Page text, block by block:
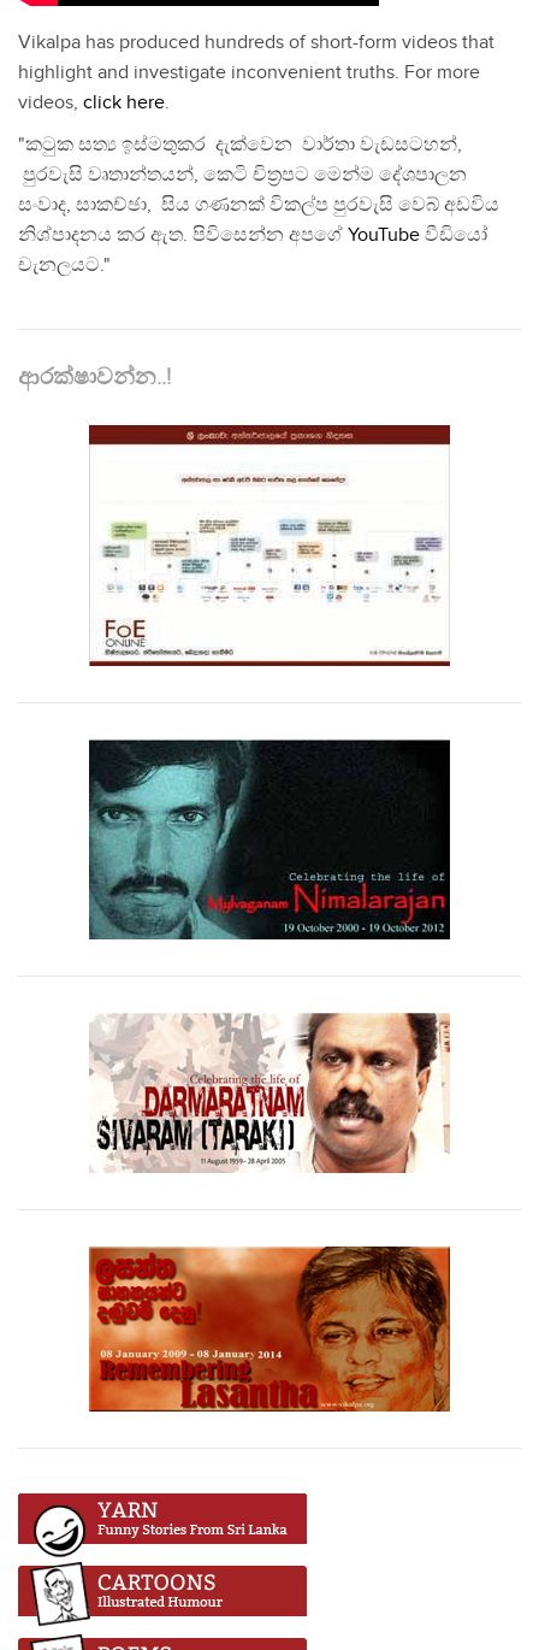
Vikalpa has produced hundreds of short-form videos that
highlight and investigate inconvenient truths. For more
videos, click here.
"කටුක සත්‍ය ඉස්මතුකර දැක්වෙන වාර්තා වැඩසටහන්,
පුරවැසි වෘතාන්තයන්, කෙටි චිත්‍රපට මෙන්ම දේශපාලන
සංවාද, සාකච්ඡා, සිය ගණනක් විකල්ප පුරවැසි වෙබ් අඩවිය
නිශ්පාදනය කර ඇත. පිවිසෙන්න අපගේ YouTube වීඩියෝ
චැනලයට."
ආරක්ෂාවන්න..!